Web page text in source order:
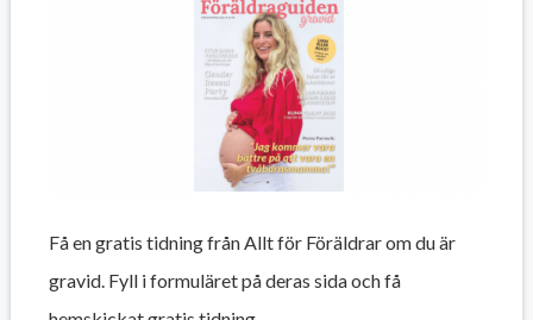
Få en gratis tidning från Allt för Föräldrar om du är
gravid. Fyll i formuläret på deras sida och få